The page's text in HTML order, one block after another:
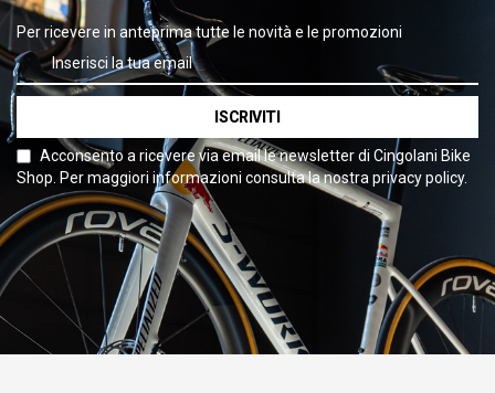
Per ricevere in anteprima tutte le novità e le promozioni
ISCRIVITI
Acconsento a ricevere via email le newsletter di Cingolani Bike
Shop. Per maggiori informazioni consulta la nostra privacy policy.